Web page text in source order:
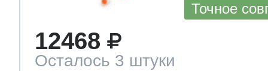
Точное
12468
Осталось 3 штуки